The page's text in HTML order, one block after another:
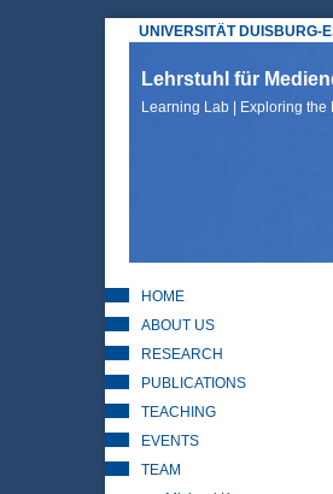
UNIVERSITÄT DUISBURG-
Hauptmenü
Lehrstuhl für
Learning Lab | Exploring the
HOME
ABOUT US
RESEARCH
PUBLICATIONS
TEACHING
EVENTS
TEAM